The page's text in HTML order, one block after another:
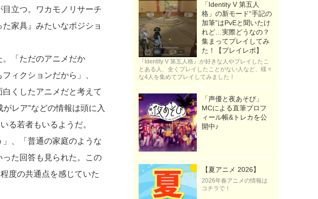
立つ。ワカモノリサーチ
家具』みたいなポジショ
「ただのアニメだか
ィクションだから」、
くしたアニメだと考えて
レア”などの情報は頭に入
る若者もいるようだ。
、「普通の家庭のような
た回答も見られた。この
度の共通点を感じていた
「Identity V 第五人
格」の新モード“手記の
加筆”はPvEと聞いたけ
れど…実際どうなの？
集まってプレイしてみ
た！【プレイレポ】
『Identity V 第五人格』が好きな人やプレイしたこ
とある人、全くプレイしたことがない人など、様々
な4人を集めてプレイしてみました！
「声優と夜あそび」
MCによる直筆プロフ
ィール帳&トレカを公
開中♪
【夏アニメ 2026】
2026年春アニメの情報は
コチラで！